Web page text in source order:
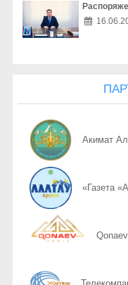
08.08 Покупки без
«Ваш счет в
08.08
08.08 Простые
Акимат
«Газета